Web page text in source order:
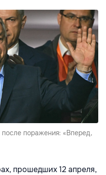
поражения: «Вперед,
прошедших 12 апреля,